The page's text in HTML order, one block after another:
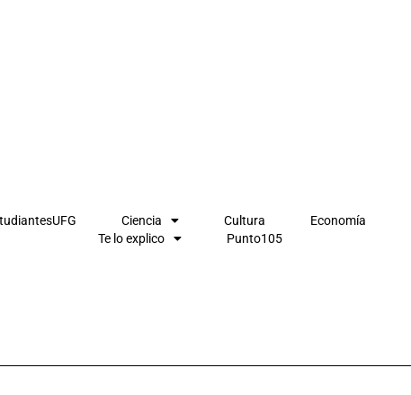
Ciencia Cultura Economía
Te lo explico
Punto105